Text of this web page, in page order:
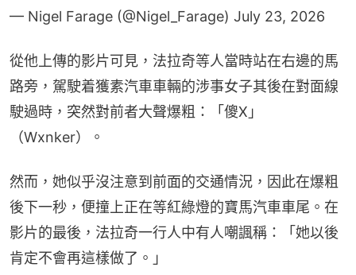
— Nigel Farage (@Nigel_Farage) July 23, 2026
從他上傳的影片可見，法拉奇等人當時站在右邊的馬
路旁，駕駛着獲素汽車車輛的涉事女子其後在對面線
駛過時，突然對前者大聲爆粗：「傻X」
（Wxnker）。
然而，她似乎沒注意到前面的交通情況，因此在爆粗
後下一秒，便撞上正在等紅綠燈的寶馬汽車車尾。在
影片的最後，法拉奇一行人中有人嘲諷稱：「她以後
肯定不會再這樣做了。」